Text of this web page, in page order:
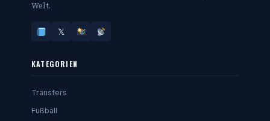
Welt.
𝕏
KATEGORIEN
Transfers
Fußball